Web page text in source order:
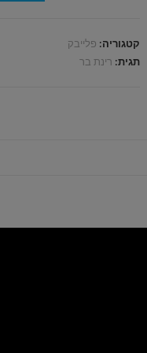
קטגוריה: פלייבק
תגית: רינת בר